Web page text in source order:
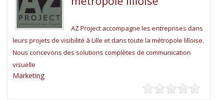
AZ Project accompagne les entreprises dans
leurs projets de visibilité à Lille et dans toute la métropole lilloise.
Nous concevons des solutions complètes de communication
visuelle
Marketing